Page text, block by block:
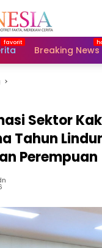
Breaking News
Sektor
Tahun
Perempuan